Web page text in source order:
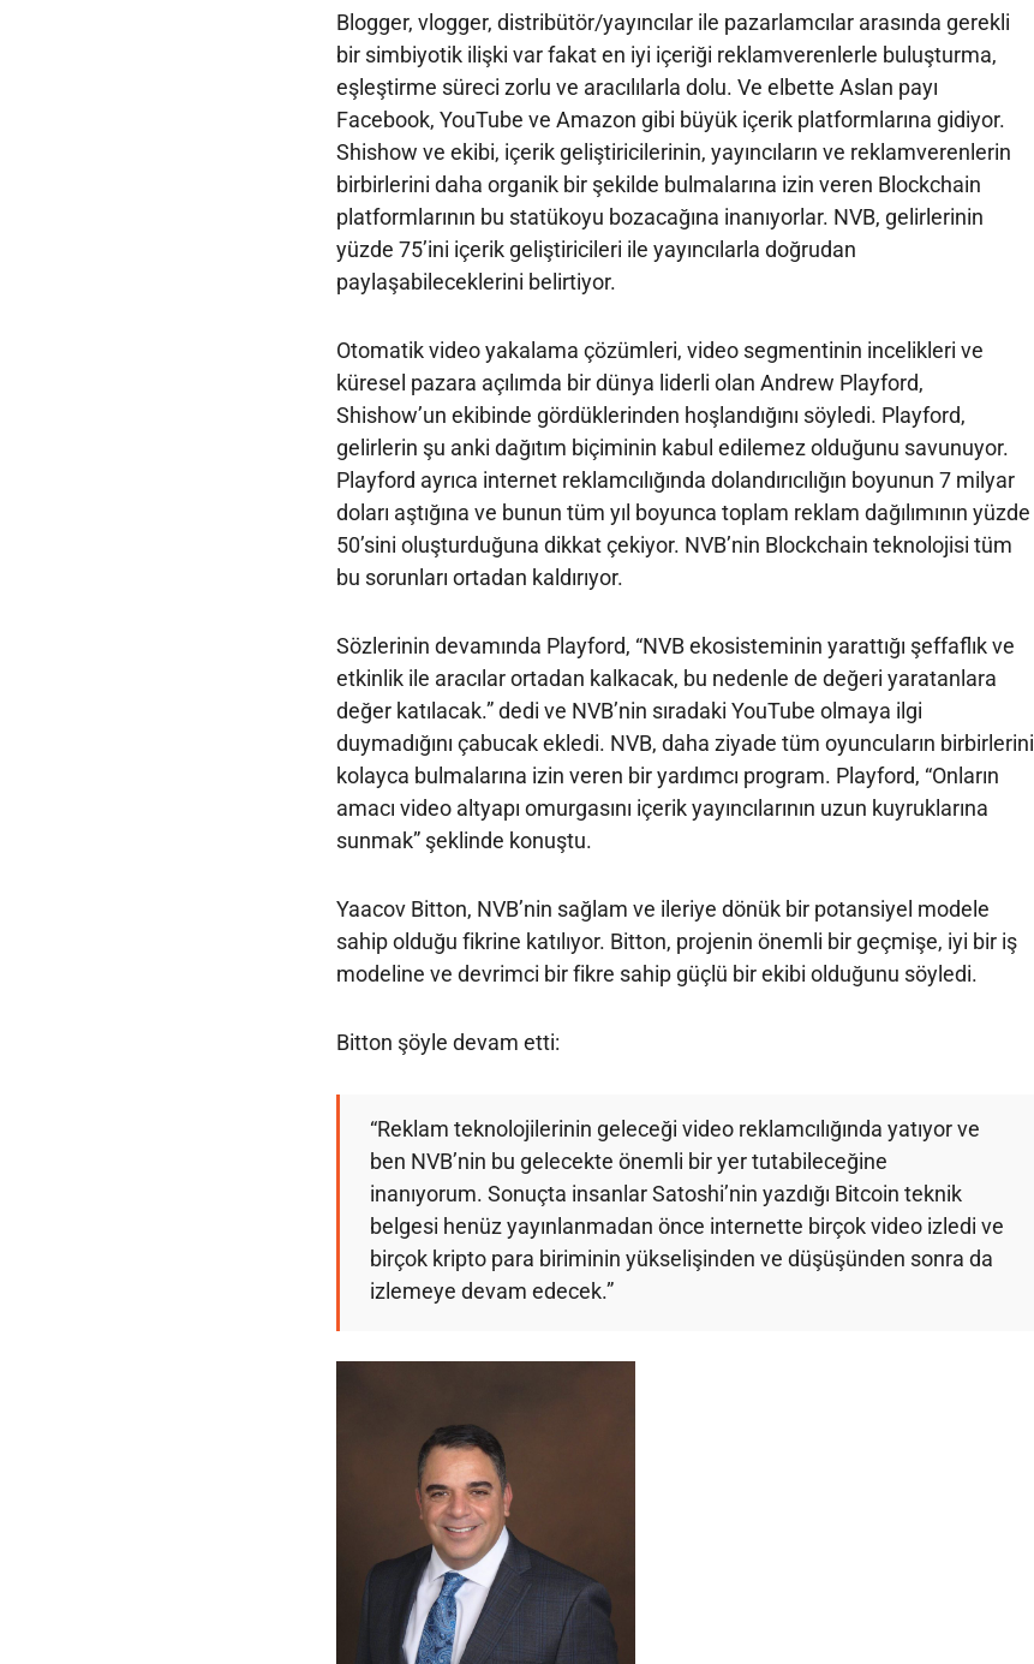
Blogger, vlogger, distribütör/yayıncılar ile pazarlamcılar arasında gerekli
bir simbiyotik ilişki var fakat en iyi içeriği reklamverenlerle buluşturma,
eşleştirme süreci zorlu ve aracılılarla dolu. Ve elbette Aslan payı
Facebook, YouTube ve Amazon gibi büyük içerik platformlarına gidiyor.
Shishow ve ekibi, içerik geliştiricilerinin, yayıncıların ve reklamverenlerin
birbirlerini daha organik bir şekilde bulmalarına izin veren Blockchain
platformlarının bu statükoyu bozacağına inanıyorlar. NVB, gelirlerinin
yüzde 75’ini içerik geliştiricileri ile yayıncılarla doğrudan
paylaşabileceklerini belirtiyor.
Otomatik video yakalama çözümleri, video segmentinin incelikleri ve
küresel pazara açılımda bir dünya liderli olan Andrew Playford,
Shishow’un ekibinde gördüklerinden hoşlandığını söyledi. Playford,
gelirlerin şu anki dağıtım biçiminin kabul edilemez olduğunu savunuyor.
Playford ayrıca internet reklamcılığında dolandırıcılığın boyunun 7 milyar
doları aştığına ve bunun tüm yıl boyunca toplam reklam dağılımının yüzde
50’sini oluşturduğuna dikkat çekiyor. NVB’nin Blockchain teknolojisi tüm
bu sorunları ortadan kaldırıyor.
Sözlerinin devamında Playford, “NVB ekosisteminin yarattığı şeffaflık ve
etkinlik ile aracılar ortadan kalkacak, bu nedenle de değeri yaratanlara
değer katılacak.” dedi ve NVB’nin sıradaki YouTube olmaya ilgi
duymadığını çabucak ekledi. NVB, daha ziyade tüm oyuncuların birbirlerini
kolayca bulmalarına izin veren bir yardımcı program. Playford, “Onların
amacı video altyapı omurgasını içerik yayıncılarının uzun kuyruklarına
sunmak” şeklinde konuştu.
Yaacov Bitton, NVB’nin sağlam ve ileriye dönük bir potansiyel modele
sahip olduğu fikrine katılıyor. Bitton, projenin önemli bir geçmişe, iyi bir iş
modeline ve devrimci bir fikre sahip güçlü bir ekibi olduğunu söyledi.
Bitton şöyle devam etti:
“Reklam teknolojilerinin geleceği video reklamcılığında yatıyor ve
ben NVB’nin bu gelecekte önemli bir yer tutabileceğine
inanıyorum. Sonuçta insanlar Satoshi’nin yazdığı Bitcoin teknik
belgesi henüz yayınlanmadan önce internette birçok video izledi ve
birçok kripto para biriminin yükselişinden ve düşüşünden sonra da
izlemeye devam edecek.”